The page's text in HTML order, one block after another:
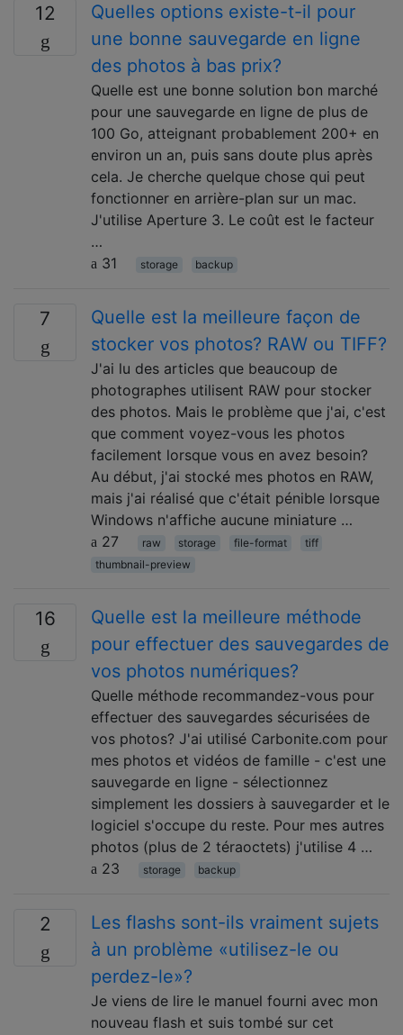
12
Quelles options existe-t-il pour
une bonne sauvegarde en ligne
des photos à bas prix?
Quelle est une bonne solution bon marché
pour une sauvegarde en ligne de plus de
100 Go, atteignant probablement 200+ en
environ un an, puis sans doute plus après
cela. Je cherche quelque chose qui peut
fonctionner en arrière-plan sur un mac.
J'utilise Aperture 3. Le coût est le facteur
…
31
storage backup
7
Quelle est la meilleure façon de
stocker vos photos? RAW ou TIFF?
J'ai lu des articles que beaucoup de
photographes utilisent RAW pour stocker
des photos. Mais le problème que j'ai, c'est
que comment voyez-vous les photos
facilement lorsque vous en avez besoin?
Au début, j'ai stocké mes photos en RAW,
mais j'ai réalisé que c'était pénible lorsque
Windows n'affiche aucune miniature …
27
raw storage file-format
tiff
thumbnail-preview
16
Quelle est la meilleure méthode
pour effectuer des sauvegardes de
vos photos numériques?
Quelle méthode recommandez-vous pour
effectuer des sauvegardes sécurisées de
vos photos? J'ai utilisé Carbonite.com pour
mes photos et vidéos de famille - c'est une
sauvegarde en ligne - sélectionnez
simplement les dossiers à sauvegarder et le
logiciel s'occupe du reste. Pour mes autres
photos (plus de 2 téraoctets) j'utilise 4 …
23
storage backup
2
Les flashs sont-ils vraiment sujets
à un problème «utilisez-le ou
perdez-le»?
Je viens de lire le manuel fourni avec mon
nouveau flash et suis tombé sur cet